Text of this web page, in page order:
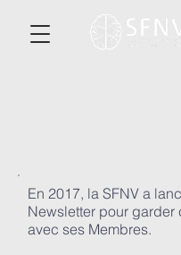
En 2017, la SFNV a
Newsletter pour garder
avec ses Membres.